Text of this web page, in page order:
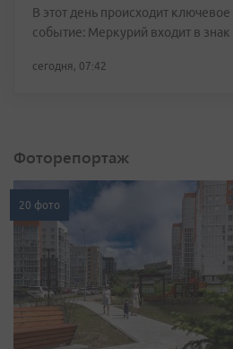
В этот день происходит ключевое
событие: Меркурий входит в знак
сегодня, 07:42
Фоторепортаж
20 фото